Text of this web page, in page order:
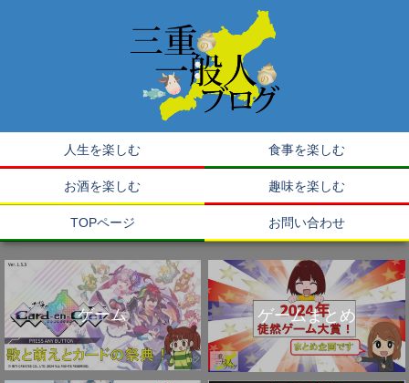
人生を楽しむ 食事を楽しむ
お酒を楽しむ 趣味を楽しむ
TOPページ お問い合わせ
ゲーム ゲームまとめ